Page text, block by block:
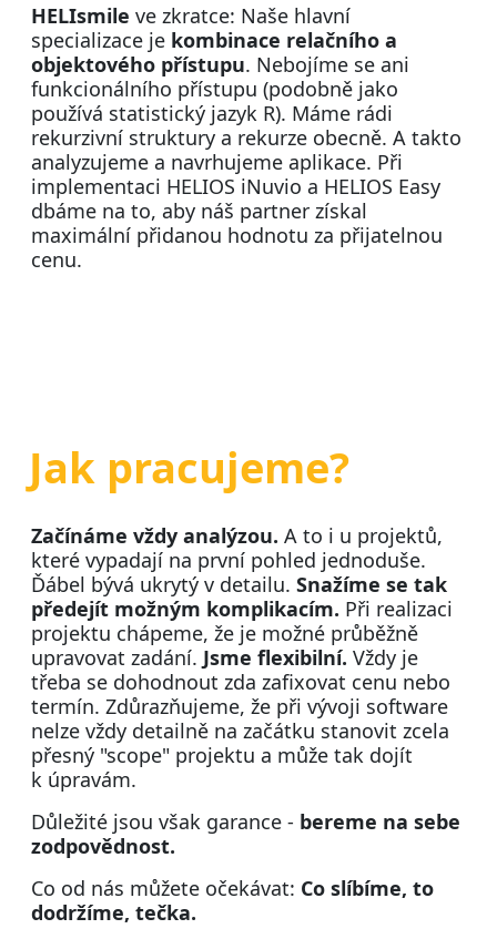
HELIsmile ve zkratce: Naše hlavní
specializace je kombinace relačního a
objektového přístupu. Nebojíme se ani
funkcionálního přístupu (podobně jako
používá statistický jazyk R). Máme rádi
rekurzivní struktury a rekurze obecně. A takto
analyzujeme a navrhujeme aplikace. Při
implementaci HELIOS iNuvio a HELIOS Easy
dbáme na to, aby náš partner získal
maximální přidanou hodnotu za přijatelnou
cenu.
Jak pracujeme?
Začínáme vždy analýzou. A to i u projektů,
které vypadají na první pohled jednoduše.
Ďábel bývá ukrytý v detailu. Snažíme se tak
předejít možným komplikacím. Při realizaci
projektu chápeme, že je možné průběžně
upravovat zadání. Jsme flexibilní. Vždy je
třeba se dohodnout zda zafixovat cenu nebo
termín. Zdůrazňujeme, že při vývoji software
nelze vždy detailně na začátku stanovit zcela
přesný "scope" projektu a může tak dojít
k úpravám.
Důležité jsou však garance - bereme na sebe
zodpovědnost.
Co od nás můžete očekávat: Co slíbíme, to
dodržíme, tečka.